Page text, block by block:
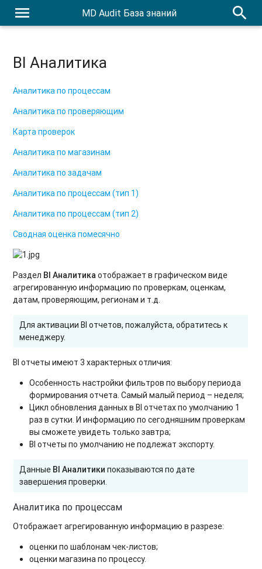
menu MD Audit База знаний search
BI Аналитика
Аналитика по процессам
Аналитика по проверяющим
Карта проверок
Аналитика по магазинам
Аналитика по задачам
Аналитика по процессам (тип 1)
Аналитика по процессам (тип 2)
Сводная оценка помесячно
Раздел BI Аналитикаотображает в графическом виде
агрегированную информацию по проверкам, оценкам,
датам, проверяющим, регионам и т.д.
Для активации BI отчетов, пожалуйста, обратитесь к
менеджеру.
BI отчеты имеют 3 характерных отличия:
Особенность настройки фильтров по выбору периода
формирования отчета. Самый малый период – неделя;
Цикл обновления данных в BI отчетах по умолчанию 1
раз в сутки. И информацию по сегодняшним проверкам
вы сможете увидеть только завтра;
BI отчеты по умолчанию не подлежат экспорту.
Данные BI Аналитики показываются по дате
завершения проверки.
Аналитика по процессам
Отображает агрегированную информацию в разрезе:
оценки по шаблонам чек-листов;
оценки магазина по процессу.